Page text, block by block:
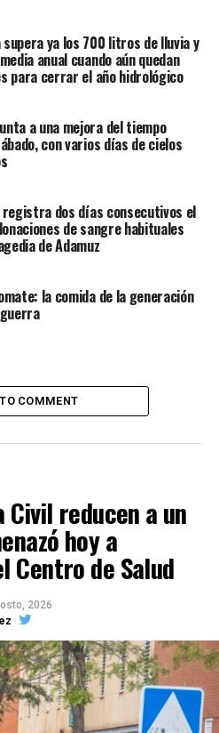
supera ya los 700 litros de lluvia y
anual cuando aún quedan
para cerrar el año hidrológico
a una mejora del tiempo
con varios días de cielos
registra dos días consecutivos el
de sangre habituales
de Adamuz
la comida de la generación
COMMENT
Civil reducen a un
hoy a
Centro de Salud
2026